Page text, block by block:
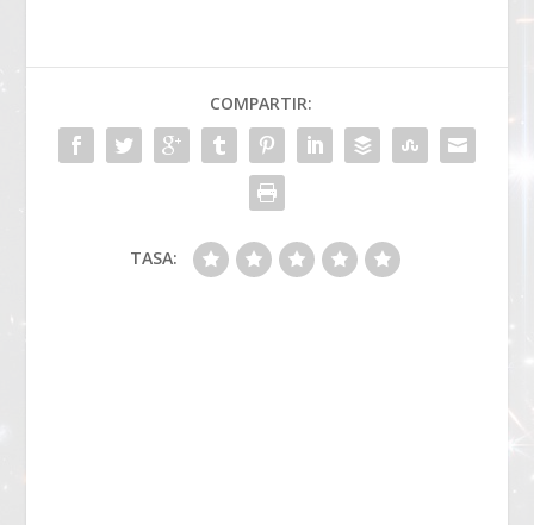
COMPARTIR:
TASA: